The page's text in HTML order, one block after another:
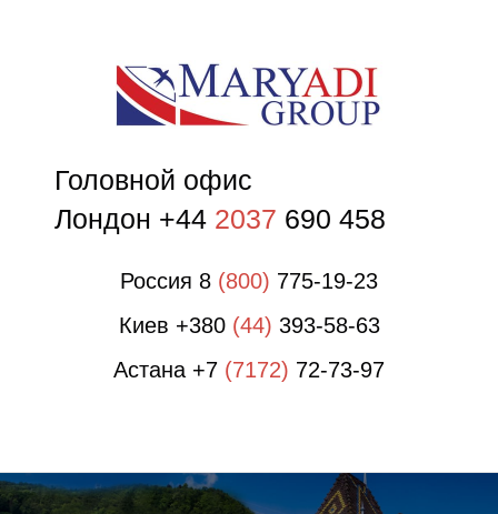
Головной офис
Лондон +44 2037 690 458
Россия 8 (800) 775-19-23
Киев +380 (44) 393-58-63
Астана +7 (7172) 72-73-97
О